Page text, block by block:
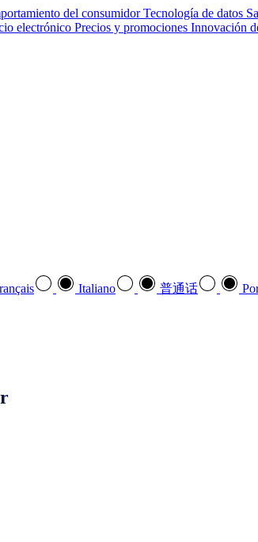
del consumidor Tecnología de datos
electrónico Precios y promociones Innovación
Italiano 普通话